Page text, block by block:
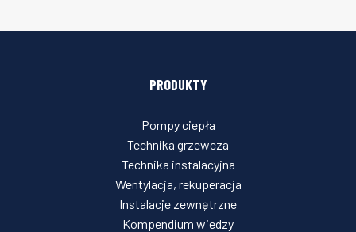
PRODUKTY
Pompy ciepła
Technika grzewcza
Technika instalacyjna
Wentylacja, rekuperacja
Instalacje zewnętrzne
Kompendium wiedzy